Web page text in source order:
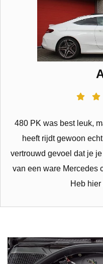
480 PK was best leuk,
heeft rijdt gewoon
vertrouwd gevoel dat je
van een ware Mercedes
Heb